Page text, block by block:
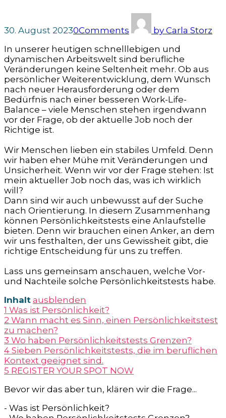
30. August 20230Comments by Carla Storz
In unserer heutigen schnelllebigen und
dynamischen Arbeitswelt sind berufliche
Veränderungen keine Seltenheit mehr. Ob aus
persönlicher Weiterentwicklung, dem Wunsch
nach neuer Herausforderung oder dem
Bedürfnis nach einer besseren Work-Life-
Balance – viele Menschen stehen irgendwann
vor der Frage, ob der aktuelle Job noch der
Richtige ist.
Wir Menschen lieben ein stabiles Umfeld. Denn
wir haben eher Mühe mit Veränderungen und
Unsicherheit. Wenn wir vor der Frage stehen: Ist
mein aktueller Job noch das, was ich wirklich
will?
Dann sind wir auch unbewusst auf der Suche
nach Orientierung. In diesem Zusammenhang
können Persönlichkeitstests eine Anlaufstelle
bieten. Denn wir brauchen einen Anker, an dem
wir uns festhalten, der uns Gewissheit gibt, die
richtige Entscheidung für uns zu treffen.
Lass uns gemeinsam anschauen, welche Vor-
und Nachteile solche Persönlichkeitstests habe.
Inhalt ausblenden
1 Was ist Persönlichkeit?
2 Wann macht es Sinn, einen Persönlichkeitstest
zu machen?
3 Wo haben Persönlichkeitstests Grenzen?
4 Sieben Persönlichkeitstests, die im beruflichen
Kontext geeignet sind.
5 REGISTER YOUR SPOT NOW
Bevor wir das aber tun, klären wir die Frage...
- Was ist Persönlichkeit?